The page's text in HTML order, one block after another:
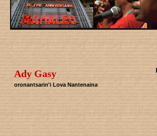
Ady Gasy
oronantsarin'i Lova Nantenaina